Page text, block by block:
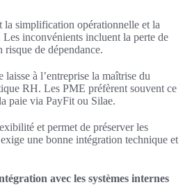
la simplification opérationnelle et la
Les inconvénients incluent la perte de
risque de dépendance.
à l’entreprise la maîtrise du
RH. Les PME préfèrent souvent ce
paie via PayFit ou Silae.
et permet de préserver les
une bonne intégration technique et
avec les systèmes internes